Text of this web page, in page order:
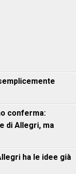
conferma:
di Allegri, ma
ha le idee già